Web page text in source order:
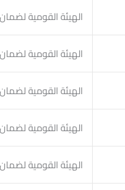
الهيئة القومية
الهيئة القومية
الهيئة القومية
الهيئة القومية
الهيئة القومية